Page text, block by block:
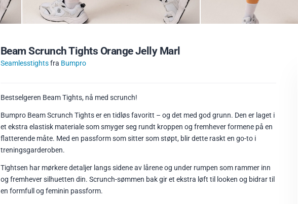
Beam Scrunch Tights Orange Jelly Marl
Seamlesstightsfra Bumpro
Bestselgeren Beam Tights, nå med scrunch!
Bumpro Beam Scrunch Tights er en tidløs favoritt – og det med god grunn. Den er laget i
et ekstra elastisk materiale som smyger seg rundt kroppen og fremhever formene på en
flatterende måte. Med en passform som sitter som støpt, blir dette raskt en go-to i
treningsgarderoben.
Tightsen har mørkere detaljer langs sidene av lårene og under rumpen som rammer inn
og fremhever silhuetten din. Scrunch-sømmen bak gir et ekstra løft til looken og bidrar til
en formfull og feminin passform.